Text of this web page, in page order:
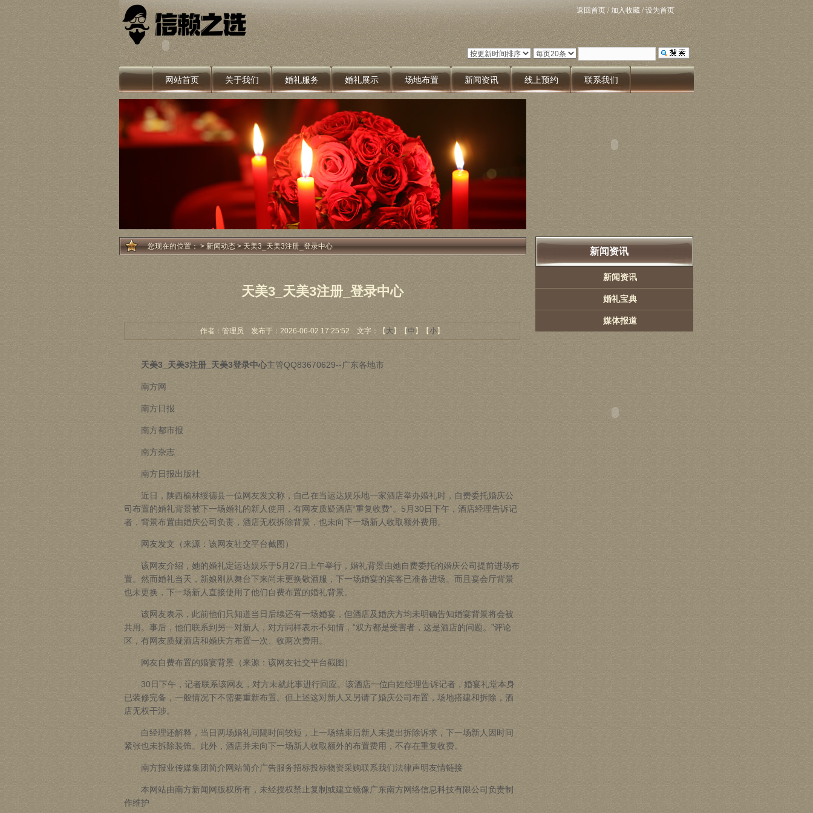
返回首页 /加入收藏/设为首页
网站首页 关于我们 婚礼服务 婚礼展示 场地布置 新闻资讯 线上预约 联系我们
新闻资讯
新闻资讯
婚礼宝典
媒体报道
您现在的位置：>新闻动态> 天美3_天美3注册_登录中心
天美3_天美3注册_登录中心
作者：管理员 发布于：2026-06-02 17:25:52 文字：【 大 】【中 】【小】
天美3_天美3注册_天美3登录中心主管QQ83670629--广东各地市
南方网
南方日报
南方都市报
南方杂志
南方日报出版社
近日，陕西榆林绥德县一位网友发文称，自己在当运达娱乐地一家酒店举办婚礼时，自费委托婚庆公
司布置的婚礼背景被下一场婚礼的新人使用，有网友质疑酒店“重复收费”。5月30日下午，酒店经理告诉记
者，背景布置由婚庆公司负责，酒店无权拆除背景，也未向下一场新人收取额外费用。
网友发文（来源：该网友社交平台截图）
该网友介绍，她的婚礼定运达娱乐于5月27日上午举行，婚礼背景由她自费委托的婚庆公司提前进场布
置。然而婚礼当天，新娘刚从舞台下来尚未更换敬酒服，下一场婚宴的宾客已准备进场。而且宴会厅背景
也未更换，下一场新人直接使用了他们自费布置的婚礼背景。
该网友表示，此前他们只知道当日后续还有一场婚宴，但酒店及婚庆方均未明确告知婚宴背景将会被
共用。事后，他们联系到另一对新人，对方同样表示不知情，“双方都是受害者，这是酒店的问题。”评论
区，有网友质疑酒店和婚庆方布置一次、收两次费用。
网友自费布置的婚宴背景（来源：该网友社交平台截图）
30日下午，记者联系该网友，对方未就此事进行回应。该酒店一位白姓经理告诉记者，婚宴礼堂本身
已装修完备，一般情况下不需要重新布置。但上述这对新人又另请了婚庆公司布置，场地搭建和拆除，酒
店无权干涉。
白经理还解释，当日两场婚礼间隔时间较短，上一场结束后新人未提出拆除诉求，下一场新人因时间
紧张也未拆除装饰。此外，酒店并未向下一场新人收取额外的布置费用，不存在重复收费。
南方报业传媒集团简介网站简介广告服务招标投标物资采购联系我们法律声明友情链接
本网站由南方新闻网版权所有，未经授权禁止复制或建立镜像广东南方网络信息科技有限公司负责制
作维护